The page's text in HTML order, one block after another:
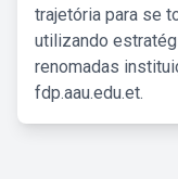
trajetória para se
utilizando
renomadas
fdp.aau.edu.et.